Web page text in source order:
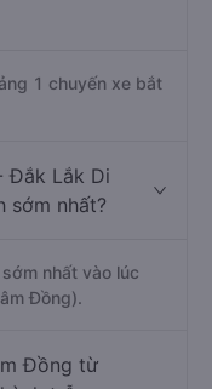
1 chuyến xe bắt
Đắk Lắk Di
sớm nhất?
nhất vào lúc
Đồng).
Đồng từ